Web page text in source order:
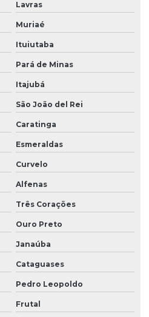
drones
ambiental
e aterro
Lavras
Muriaé
Ituiutaba
Pará de Minas
Itajubá
São João del Rei
Caratinga
Esmeraldas
Curvelo
Alfenas
Três Corações
Ouro Preto
Janaúba
Cataguases
Pedro Leopoldo
Frutal